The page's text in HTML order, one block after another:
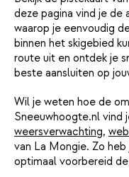
deze pagina vind je de
waarop je eenvoudig
binnen het skigebied
route uit en ontdek je
beste aansluiten op
Wil je weten hoe de
Sneeuwhoogte.nl vind
weersverwachting,
van La Mongie. Zo
optimaal voorbereid